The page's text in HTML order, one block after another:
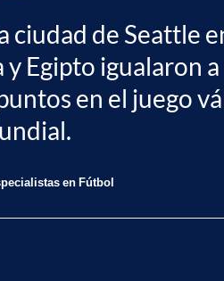
ciudad de Seattle
y Egipto igualaron
en el juego
en Fútbol